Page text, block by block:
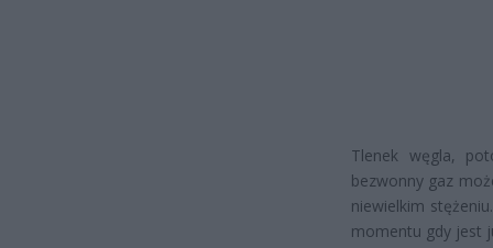
Tlenek węgla,
bezwonny gaz
niewielkim
momentu gdy jest